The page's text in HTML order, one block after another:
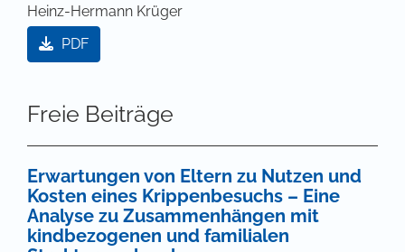
Heinz-Hermann Krüger
PDF
Freie Beiträge
Erwartungen von Eltern zu Nutzen und
Kosten eines Krippenbesuchs – Eine
Analyse zu Zusammenhängen mit
kindbezogenen und familialen